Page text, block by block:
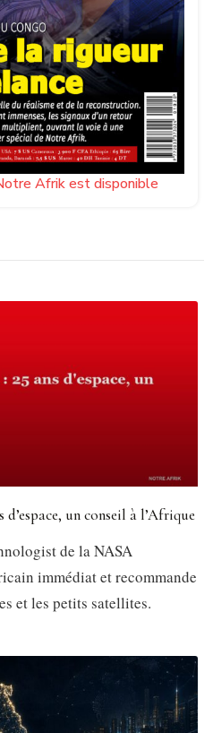
Afrik est disponible
un conseil à l’Afrique
de la NASA
immédiat et recommande
et les petits satellites.